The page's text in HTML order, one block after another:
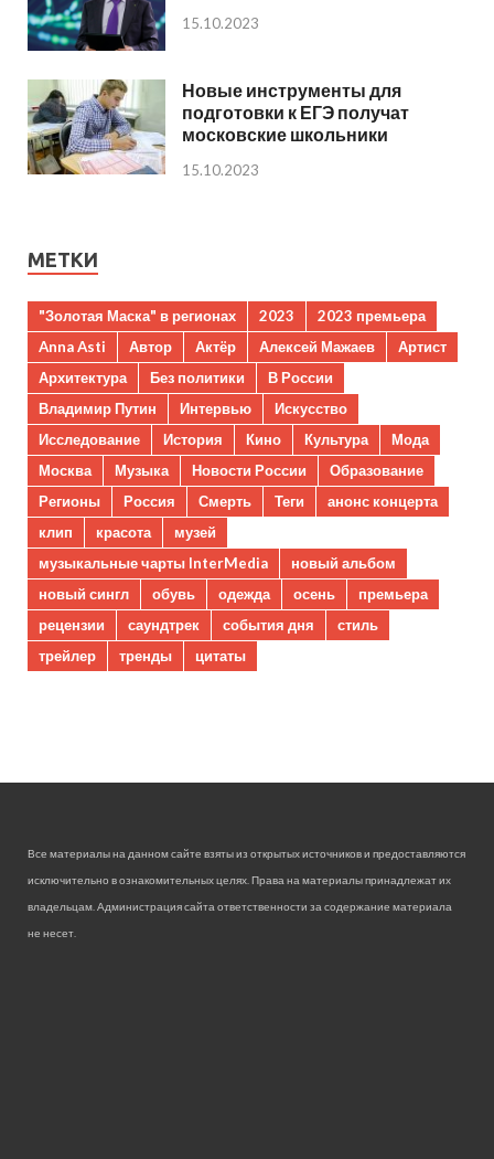
15.10.2023
Новые инструменты для
подготовки к ЕГЭ получат
московские школьники
15.10.2023
МЕТКИ
"Золотая Маска" в регионах 2023
2023 премьера
Anna Asti
Автор Актёр Алексей Мажаев
Артист
Архитектура
Без политики
В России
Владимир Путин
Интервью
Искусство
Исследование
История Кино Культура
Мода
Москва
Музыка Новости России
Образование
Регионы
Россия Смерть Теги
анонс концерта
клип
красота
музей
музыкальные чарты InterMedia
новый альбом
новый сингл
обувь одежда осень
премьера
рецензии
саундтрек события дня
стиль
трейлер
тренды цитаты
Все материалы на данном сайте взяты из открытых источников и предоставляются
исключительно в ознакомительных целях. Права на материалы принадлежат их
владельцам. Администрация сайта ответственности за содержание материала
не несет.